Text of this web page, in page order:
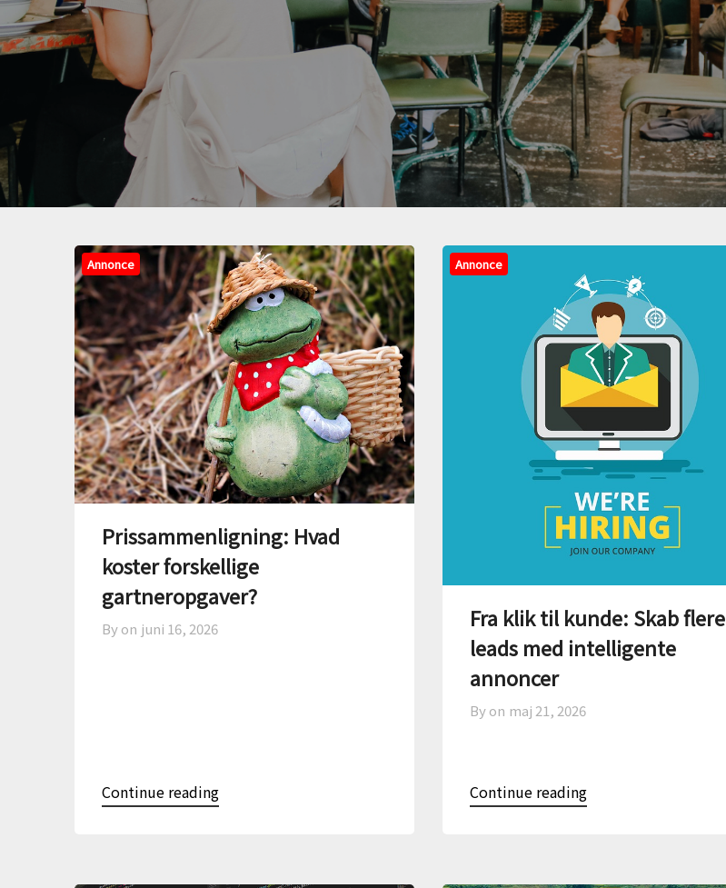
Annonce
Prissammenligning: Hvad
koster forskellige
gartneropgaver?
By on juni 16, 2026
Continue reading
Annonce
Fra klik til kunde: Skab flere
leads med intelligente
annoncer
By on maj 21, 2026
Continue reading